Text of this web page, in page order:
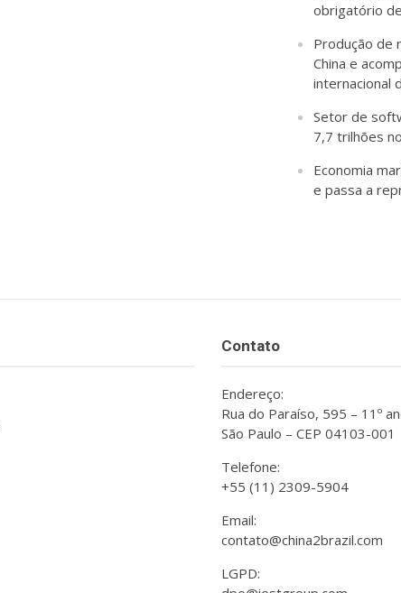
obrigatório
Produção de
China e
internacional
Setor de
7,7 trilhões
Economia
e passa a
Contato
Endereço:
Rua do Paraíso, 595 – 11º
São Paulo – CEP 04103-001
Telefone:
+55 (11) 2309-5904
Email:
contato@china2brazil.com
LGPD: